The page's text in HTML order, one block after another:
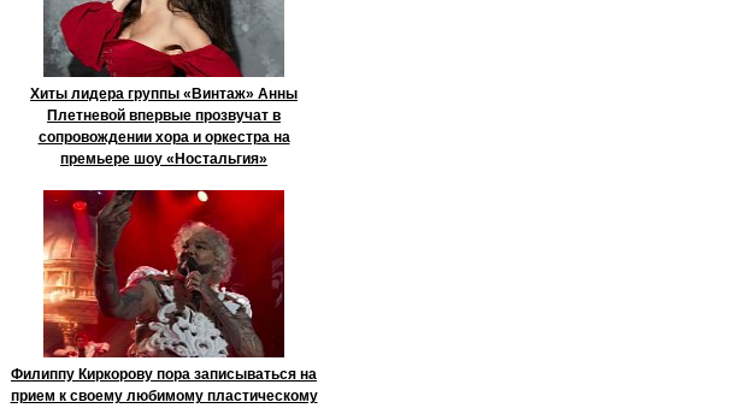
Хиты лидера группы «Винтаж» Анны
Плетневой впервые прозвучат в
сопровождении хора и оркестра на
премьере шоу «Ностальгия»
Филиппу Киркорову пора записываться на
прием к своему любимому пластическому